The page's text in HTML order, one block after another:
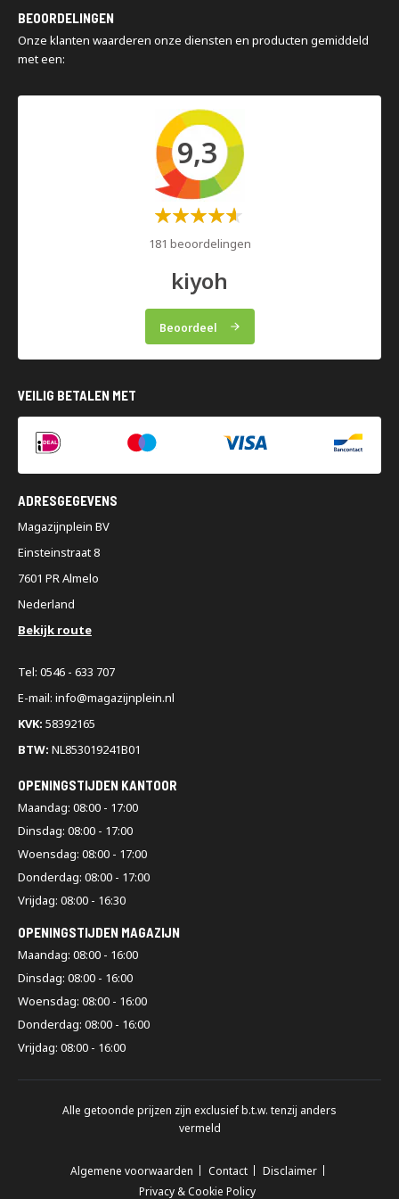
Magazijninspecties
BEOORDELINGEN
Onze klanten waarderen onze diensten en producten gemiddeld
met een:
9,3
Waardering:
181 beoordelingen
kiyoh
Beoordeel
VEILIG BETALEN MET
ADRESGEGEVENS
Magazijnplein BV
Einsteinstraat 8
7601 PR Almelo
Nederland
Bekijk route
Tel: 0546 - 633 707
E-mail: info@magazijnplein.nl
KVK: 58392165
BTW: NL853019241B01
OPENINGSTIJDEN KANTOOR
Maandag: 08:00 - 17:00
Dinsdag: 08:00 - 17:00
Woensdag: 08:00 - 17:00
Donderdag: 08:00 - 17:00
Vrijdag: 08:00 - 16:30
OPENINGSTIJDEN MAGAZIJN
Maandag: 08:00 - 16:00
Dinsdag: 08:00 - 16:00
Woensdag: 08:00 - 16:00
Donderdag: 08:00 - 16:00
Vrijdag: 08:00 - 16:00
Alle getoonde prijzen zijn exclusief b.t.w. tenzij anders
vermeld
Algemene voorwaarden Contact
Disclaimer
Privacy & Cookie Policy